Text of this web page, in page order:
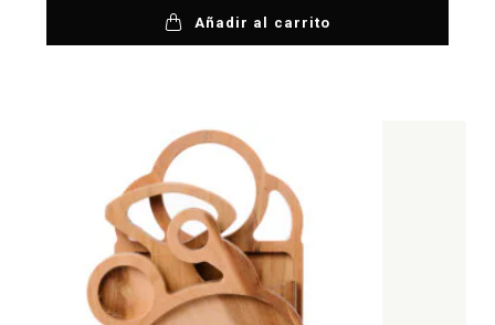
Añadir al carrito